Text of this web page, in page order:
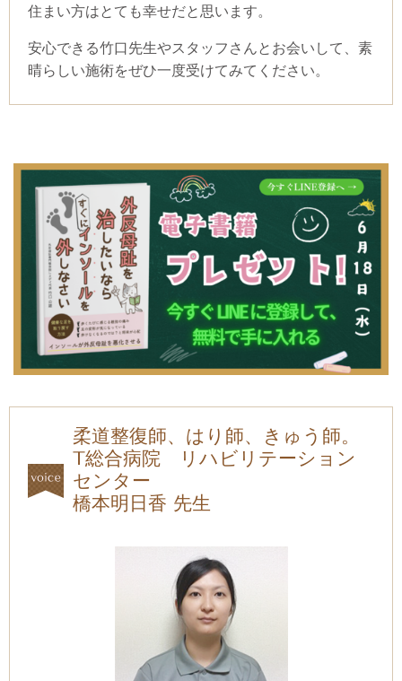
住まい方はとても幸せだと思います。
安心できる竹口先生やスタッフさんとお会いして、素
晴らしい施術をぜひ一度受けてみてください。
柔道整復師、はり師、きゅう師。
T総合病院 リハビリテーション
センター
橋本明日香 先生